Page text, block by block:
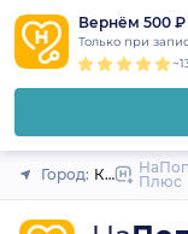
Вернём 500
Только при
Город: Красноярск
Плюс